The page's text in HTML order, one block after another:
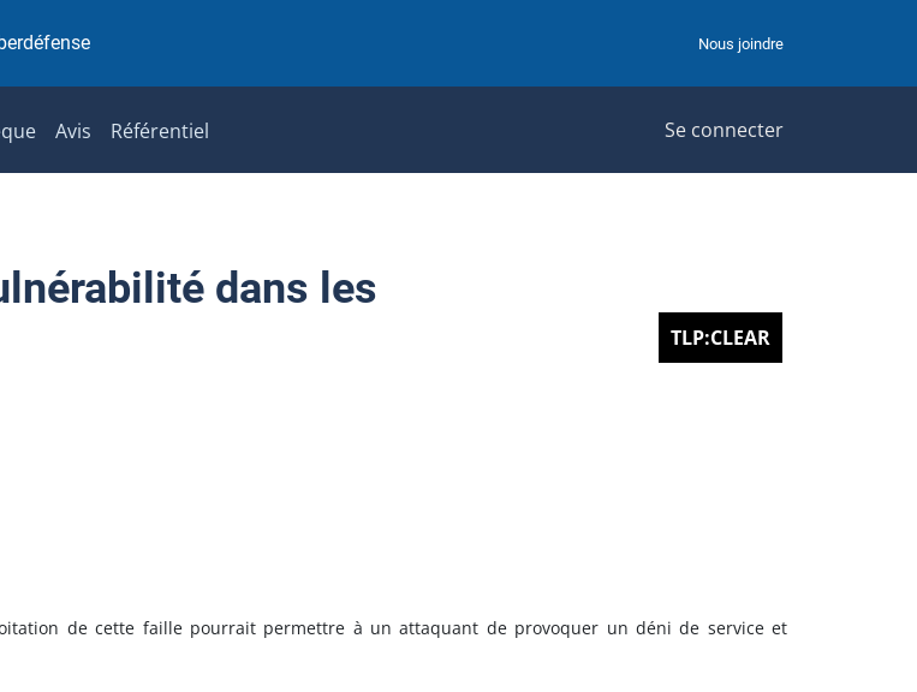
Nous joindre
Avis Référentiel Se connecter
dans les
TLP:CLEAR
de cette faille pourrait permettre à un attaquant de provoquer un déni de service et